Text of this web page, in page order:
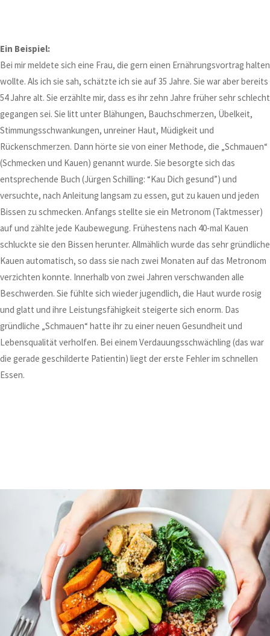
Ein Beispiel:
Bei mir meldete sich eine Frau, die gern einen Ernährungsvortrag halten
wollte. Als ich sie sah, schätzte ich sie auf 35 Jahre. Sie war aber bereits
54 Jahre alt. Sie erzählte mir, dass es ihr zehn Jahre früher sehr schlecht
gegangen sei. Sie litt unter Blähungen, Bauchschmerzen, Übelkeit,
Stimmungsschwankungen, unreiner Haut, Müdigkeit und
Rückenschmerzen. Dann hörte sie von einer Methode, die „Schmauen“
(Schmecken und Kauen) genannt wurde. Sie besorgte sich das
entsprechende Buch (Jürgen Schilling: “Kau Dich gesund”) und
versuchte, nach Anleitung langsam zu essen, gut zu kauen und jeden
Bissen zu schmecken. Anfangs stellte sie ein Metronom (Taktmesser)
auf und zählte jede Kaubewegung. Frühestens nach 40-mal Kauen
schluckte sie den Bissen herunter. Allmählich wurde das sehr gründliche
Kauen automatisch, so dass sie nach zwei Monaten auf das Metronom
verzichten konnte. Innerhalb von zwei Jahren verschwanden alle
Beschwerden. Sie fühlte sich wieder jugendlich, die Haut wurde rosig
und glatt und ihre Leistungsfähigkeit steigerte sich enorm. Das
gründliche „Schmauen“ hatte ihr zu einer neuen Gesundheit und
Lebensqualität verholfen. Bei einem Verdauungsschwächling (das war
die gerade geschilderte Patientin) liegt der erste Fehler im schnellen
Essen.